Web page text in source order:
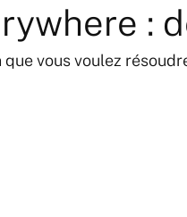
:
vous voulez